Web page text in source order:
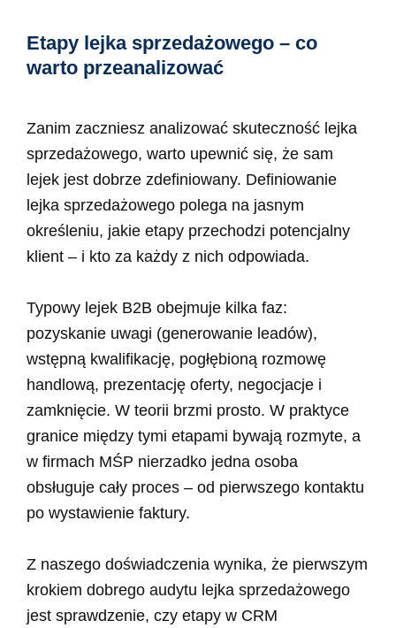
Etapy lejka sprzedażowego – co
warto przeanalizować
Zanim zaczniesz analizować skuteczność lejka
sprzedażowego, warto upewnić się, że sam
lejek jest dobrze zdefiniowany. Definiowanie
lejka sprzedażowego polega na jasnym
określeniu, jakie etapy przechodzi potencjalny
klient – i kto za każdy z nich odpowiada.
Typowy lejek B2B obejmuje kilka faz:
pozyskanie uwagi (generowanie leadów),
wstępną kwalifikację, pogłębioną rozmowę
handlową, prezentację oferty, negocjacje i
zamknięcie. W teorii brzmi prosto. W praktyce
granice między tymi etapami bywają rozmyte, a
w firmach MŚP nierzadko jedna osoba
obsługuje cały proces – od pierwszego kontaktu
po wystawienie faktury.
Z naszego doświadczenia wynika, że pierwszym
krokiem dobrego audytu lejka sprzedażowego
jest sprawdzenie, czy etapy w CRM